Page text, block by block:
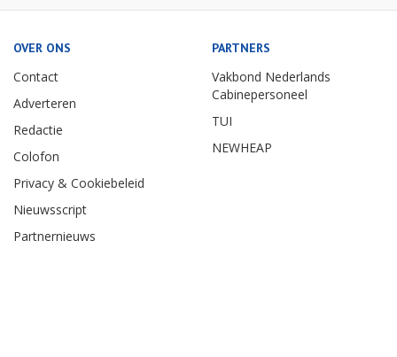
OVER ONS
Contact
Adverteren
Redactie
Colofon
Privacy & Cookiebeleid
Nieuwsscript
Partnernieuws
PARTNERS
Vakbond Nederlands
Cabinepersoneel
TUI
NEWHEAP